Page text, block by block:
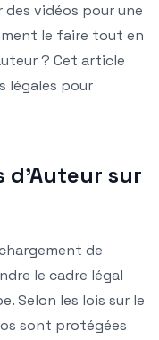
vidéos pour une
le faire tout en
? Cet article
légales pour
d’Auteur sur
de
le cadre légal
Selon les lois sur le
sont protégées